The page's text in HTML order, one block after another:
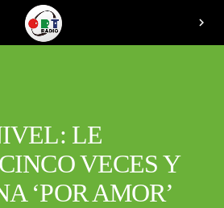
chevron_right
LE
VECES Y
‘POR AMOR’